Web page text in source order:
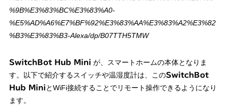
%9B%E3%83%BC%E3%83%A0-
%E5%AD%A6%E7%BF%92%E3%83%AA%E3%83%A2%E3%82
%B3%E3%83%B3-Alexa/dp/B07TTH5TMW
SwitchBot Hub Mini が、スマートホームの本体となりま
す。以下で紹介するスイッチや温湿度計は、このSwitchBot
Hub Mini とWiFi接続することでリモート操作できるようになり
ます。